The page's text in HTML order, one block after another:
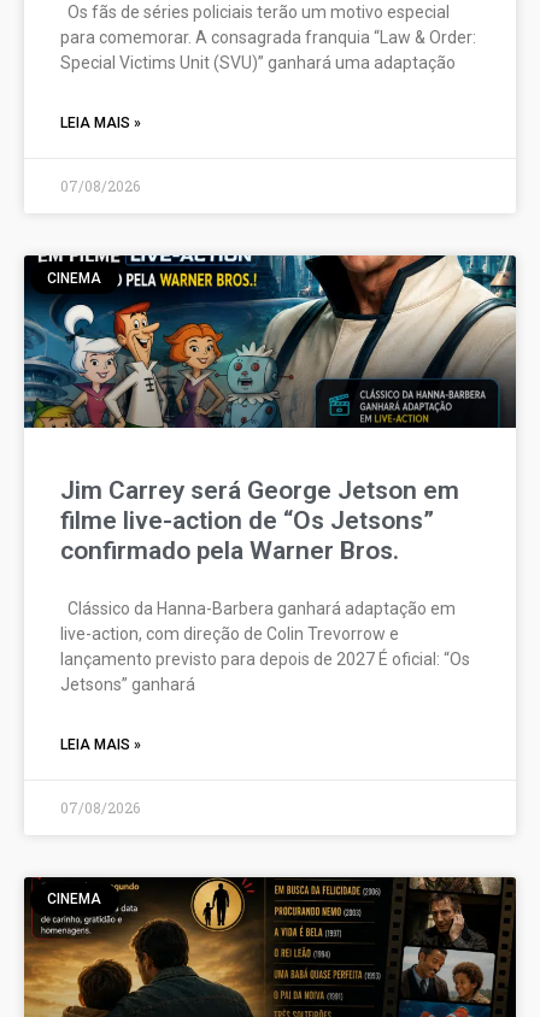
Os fãs de séries policiais terão um motivo especial
para comemorar. A consagrada franquia “Law & Order:
Special Victims Unit (SVU)” ganhará uma adaptação
LEIA MAIS »
07/08/2026
CINEMA
Jim Carrey será George Jetson em
filme live-action de “Os Jetsons”
confirmado pela Warner Bros.
Clássico da Hanna-Barbera ganhará adaptação em
live-action, com direção de Colin Trevorrow e
lançamento previsto para depois de 2027 É oficial: “Os
Jetsons” ganhará
LEIA MAIS »
07/08/2026
CINEMA